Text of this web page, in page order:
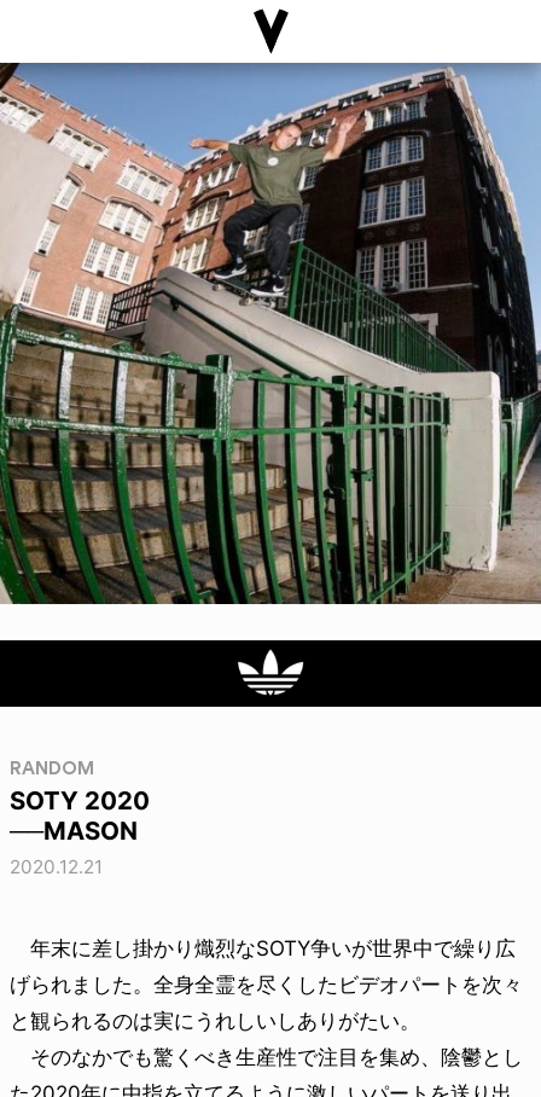
RANDOM
SOTY 2020
──MASON
2020.12.21
年末に差し掛かり熾烈なSOTY争いが世界中で繰り広
げられました。全身全霊を尽くしたビデオパートを次々
と観られるのは実にうれしいしありがたい。
そのなかでも驚くべき生産性で注目を集め、陰鬱とし